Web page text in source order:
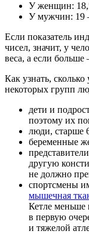
У женщин:
У мужчин: 19
Если показатель
чисел, значит, у
веса, а если
Как узнать,
некоторых групп
дети и
поэтому их
люди, старше
беременные
другую
не должно
спортсмены
мышечная
Кетле меньше
в первую
и тяжелой